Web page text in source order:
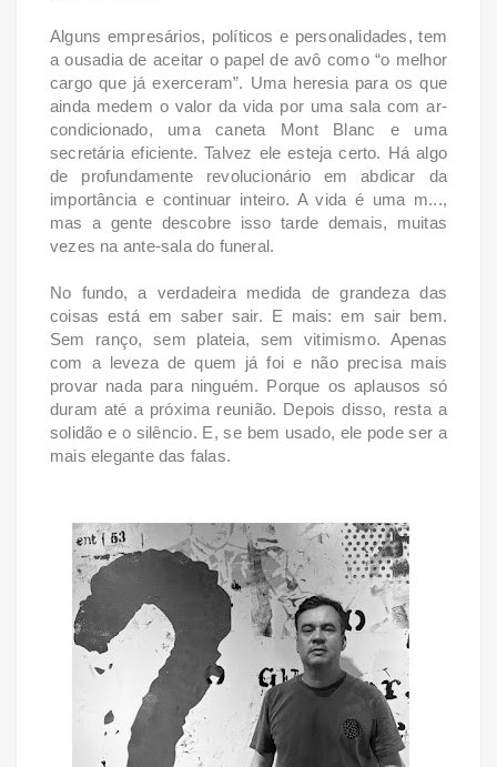
Alguns empresários, políticos e personalidades, tem
a ousadia de aceitar o papel de avô como “o melhor
cargo que já exerceram”. Uma heresia para os que
ainda medem o valor da vida por uma sala com ar-
condicionado, uma caneta Mont Blanc e uma
secretária eficiente. Talvez ele esteja certo. Há algo
de profundamente revolucionário em abdicar da
importância e continuar inteiro. A vida é uma m...,
mas a gente descobre isso tarde demais, muitas
vezes na ante-sala do funeral.
No fundo, a verdadeira medida de grandeza das
coisas está em saber sair. E mais: em sair bem.
Sem ranço, sem plateia, sem vitimismo. Apenas
com a leveza de quem já foi e não precisa mais
provar nada para ninguém. Porque os aplausos só
duram até a próxima reunião. Depois disso, resta a
solidão e o silêncio. E, se bem usado, ele pode ser a
mais elegante das falas.